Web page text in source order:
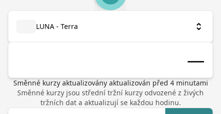
LUNA - Terra
Směnné kurzy aktualizovány aktualizován před 4minutami
Směnné kurzy jsou střední tržní kurzy odvozené z živých
tržních dat a aktualizují se každou hodinu.